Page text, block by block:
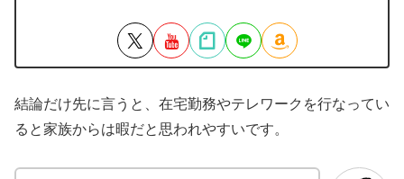
結論だけ先に言うと、在宅勤務やテレワークを行なってい
ると家族からは暇だと思われやすいです。